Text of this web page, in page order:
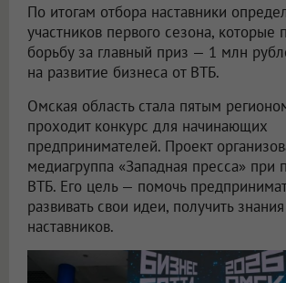
По итогам отбора наставники
участников первого сезона, которые
борьбу за главный приз — 1 млн
на развитие бизнеса от ВТБ.
Омская область стала пятым
проходит конкурс для начинающих
предпринимателей. Проект
медиагруппа «Западная пресса» при
ВТБ. Его цель — помочь
развивать свои идеи, получить
наставников.